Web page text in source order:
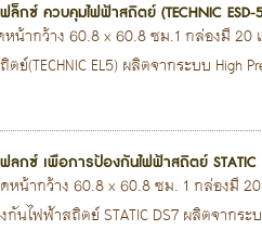
ล็กซ์ ควบคุมไฟฟ้าสถิตย์ (TECHNIC
หน้ากว้าง 60.8 x 60.8 ซม.1 กล่องมี
(TECHNIC EL5) ผลิตจากระบบ High
ลกซ์ เพื่อการป้องกันไฟฟ้าสถิตย์
ดหน้ากว้าง 60.8 x 60.8 ซม. 1 กล่องมี
นไฟฟ้าสถิตย์ STATIC DS7 ผลิตจากระ